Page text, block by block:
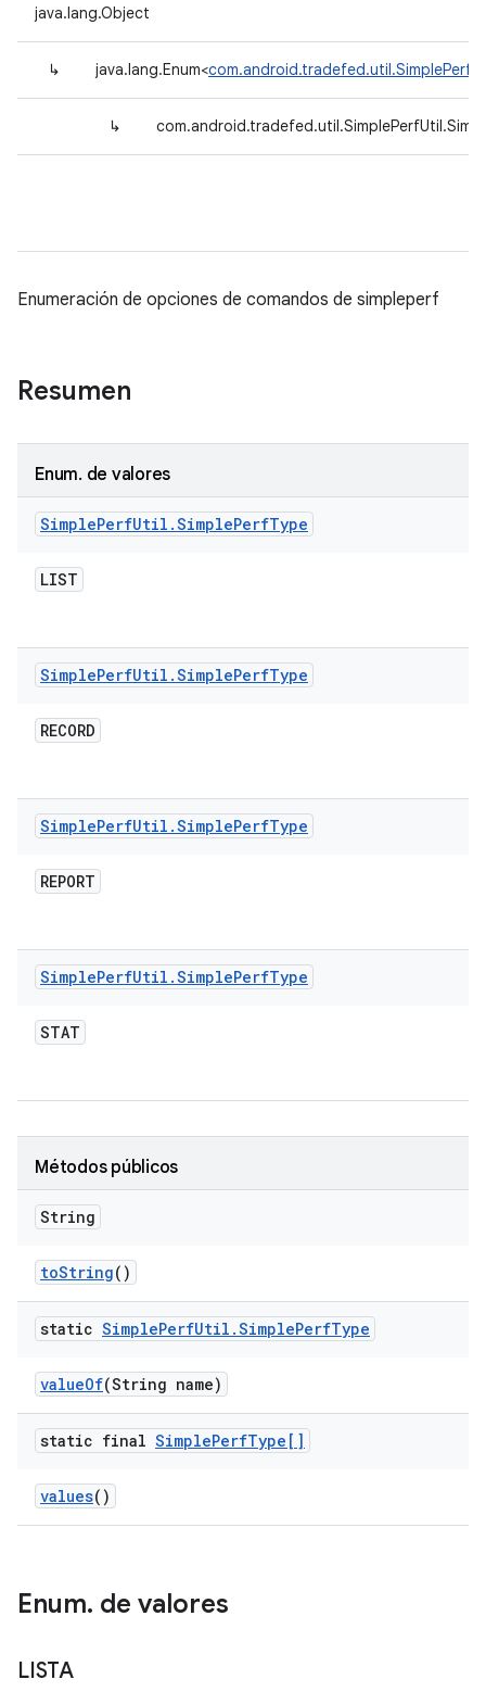
java.lang.Object
↳ java.lang.Enum<
↳
Enumeración de opciones de comandos de simpleperf
Resumen
Enum. de valores
SimplePerfUtil .SimplePerfType
LIST
SimplePerfUtil .SimplePerfType
RECORD
SimplePerfUtil .SimplePerfType
REPORT
SimplePerfUtil .SimplePerfType
STAT
Métodos públicos
String
toString()
static SimplePerfUtil .SimplePerfType
valueOf(String name)
static final SimplePerfType[]
values()
Enum. de valores
LISTA